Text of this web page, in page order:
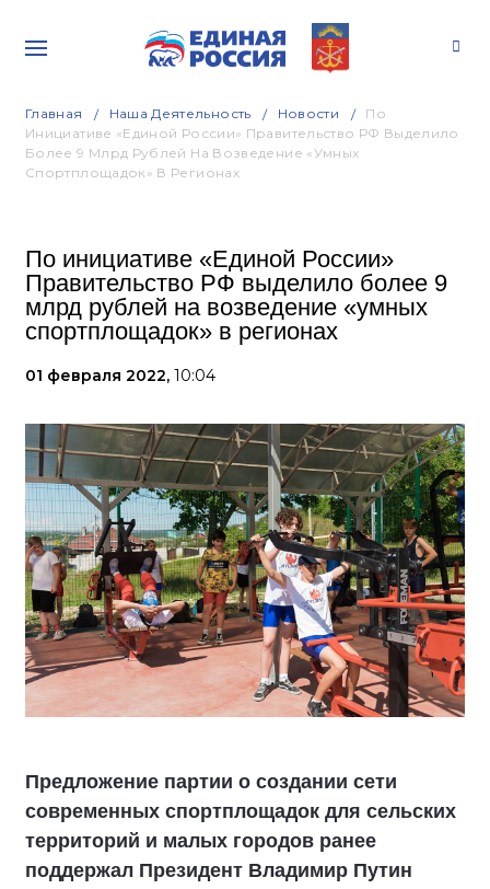
Главная Наша Деятельность Новости
По
Инициативе «Единой России» Правительство РФ Выделило
Более 9 Млрд Рублей На Возведение «умных
Спортплощадок» В Регионах
По инициативе «Единой России»
Правительство РФ выделило более 9
млрд рублей на возведение «умных
спортплощадок» в регионах
01 февраля 2022, 10:04
Предложение партии о создании сети
современных спортплощадок для сельских
территорий и малых городов ранее
поддержал Президент Владимир Путин